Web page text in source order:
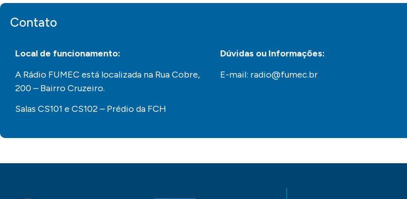
Contato
Local de funcionamento:
A Rádio FUMEC está localizada na Rua Cobre,
200 – Bairro Cruzeiro.
Salas CS101 e CS102 – Prédio da FCH
Dúvidas ou Informações:
E-mail: radio@fumec.br